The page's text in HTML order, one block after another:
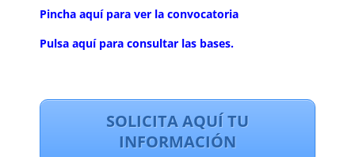
Pincha aquí para ver la convocatoria
Pulsa aquí para consultar las bases.
SOLICITA AQUÍ TU
INFORMACIÓN